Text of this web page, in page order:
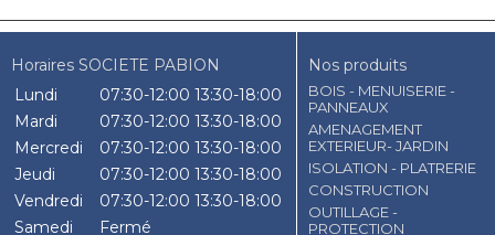
Horaires SOCIETE PABION
Lundi
07:30-12:00 13:30-18:00
Mardi
07:30-12:00 13:30-18:00
Mercredi
07:30-12:00 13:30-18:00
Jeudi
07:30-12:00 13:30-18:00
Vendredi
07:30-12:00 13:30-18:00
Samedi
Fermé
Nos produits
BOIS - MENUISERIE -
PANNEAUX
AMENAGEMENT
EXTERIEUR- JARDIN
ISOLATION - PLATRERIE
CONSTRUCTION
OUTILLAGE -
PROTECTION